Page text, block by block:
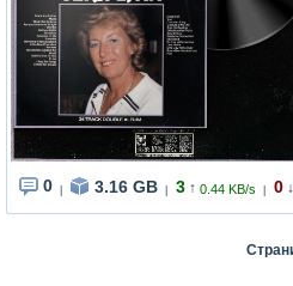
0 3.16 GB 3 ↑ 0.44 KB/s 0 ↓